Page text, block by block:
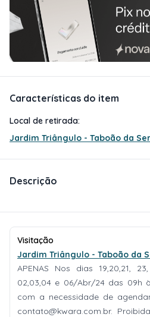
Características do item
Local de retirada:
Jardim Triângulo - Taboão da
Descrição
Visitação
Jardim Triângulo - Taboão da
APENAS Nos dias 19,20,21,
02,03,04 e 06/Abr/24 das 09h
com a necessidade de
contato@kwara.com.br.